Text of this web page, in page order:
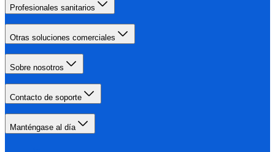
Profesionales sanitarios
Otras soluciones comerciales
Sobre nosotros
Contacto de soporte
Manténgase al día